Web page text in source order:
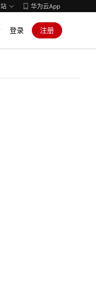
华为云App
登录 注册